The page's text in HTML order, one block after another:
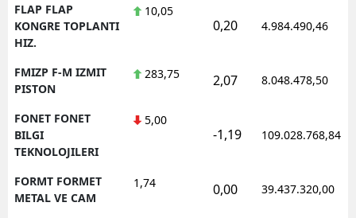
FLAP FLAP
KONGRE TOPLANTI
HIZ.
10,05
0,20 4.984.490,46
FMIZP F-M IZMIT
PISTON
283,75 2,07 8.048.478,50
FONET FONET
BILGI
TEKNOLOJILERI
5,00
-1,19 109.028.768,84
FORMT FORMET
METAL VE CAM
1,74 0,00 39.437.320,00